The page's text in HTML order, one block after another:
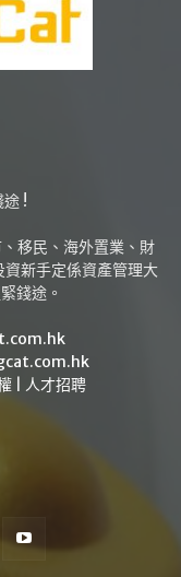
!
移民、海外置業、財
新手定係資產管理大
錢途。
人才招聘